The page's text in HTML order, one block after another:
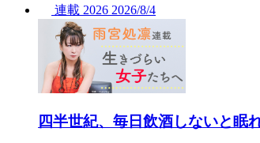
連載 2026 2026/8/4
四半世紀、毎日飲酒しないと眠